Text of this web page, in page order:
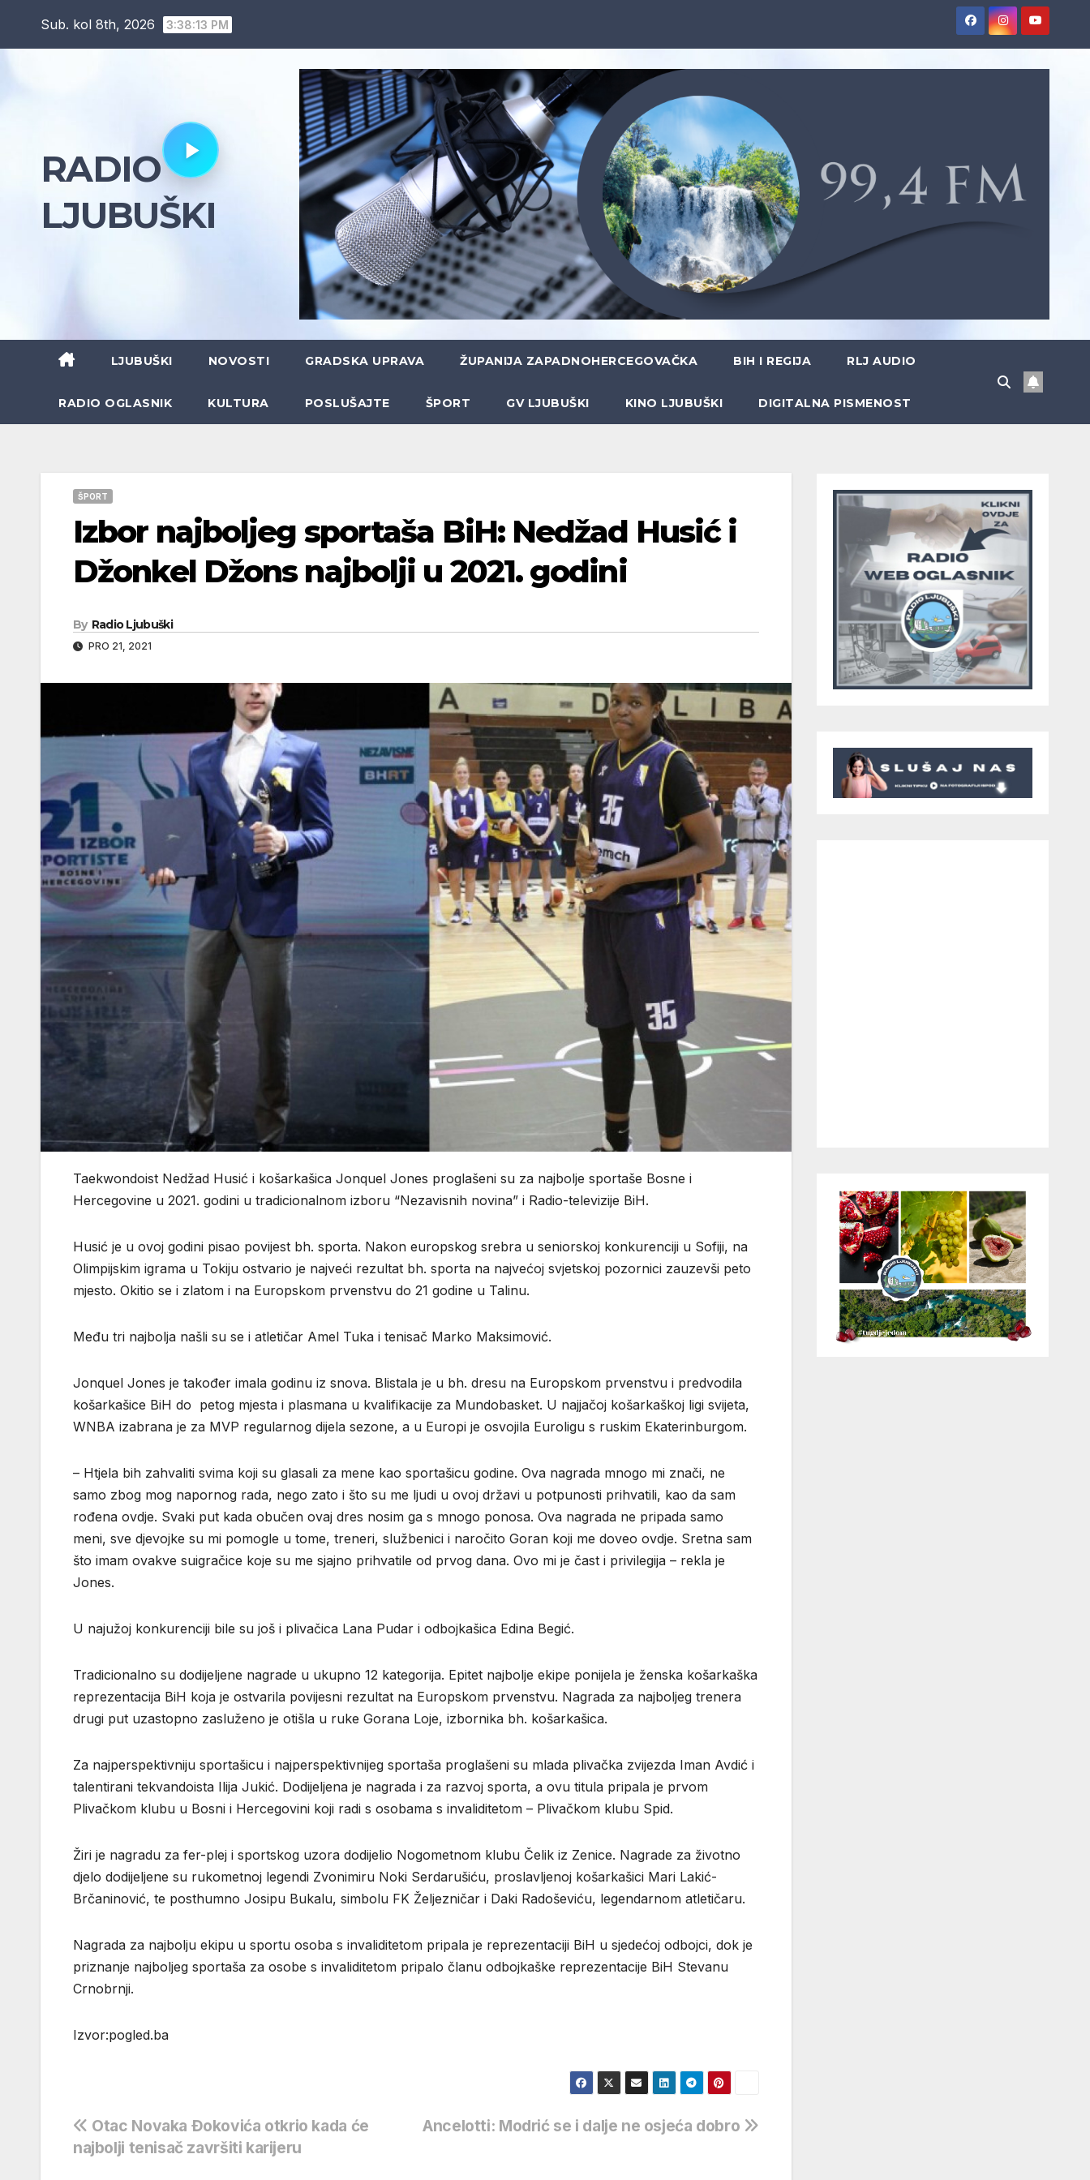
Sub. kol 8th, 2026 3:38:15 PM
RADIO
LJUBUŠKI
LJUBUŠKI NOVOSTI GRADSKA UPRAVA ŽUPANIJA ZAPADNOHERCEGOVAČKA BIH I REGIJA RLJ AUDIO
RADIO OGLASNIK KULTURA POSLUŠAJTE ŠPORT GV LJUBUŠKI KINO LJUBUŠKI DIGITALNA PISMENOST
ŠPORT
Izbor najboljeg sportaša BiH: Nedžad Husić i
Džonkel Džons najbolji u 2021. godini
By Radio Ljubuški
PRO 21, 2021
Taekwondoist Nedžad Husić i košarkašica Jonquel Jones proglašeni su za najbolje sportaše Bosne i
Hercegovine u 2021. godini u tradicionalnom izboru “Nezavisnih novina” i Radio-televizije BiH.
Husić je u ovoj godini pisao povijest bh. sporta. Nakon europskog srebra u seniorskoj konkurenciji u Sofiji, na
Olimpijskim igrama u Tokiju ostvario je najveći rezultat bh. sporta na najvećoj svjetskoj pozornici zauzevši peto
mjesto. Okitio se i zlatom i na Europskom prvenstvu do 21 godine u Talinu.
Među tri najbolja našli su se i atletičar Amel Tuka i tenisač Marko Maksimović.
Jonquel Jones je također imala godinu iz snova. Blistala je u bh. dresu na Europskom prvenstvu i predvodila
košarkašice BiH do petog mjesta i plasmana u kvalifikacije za Mundobasket. U najjačoj košarkaškoj ligi svijeta,
WNBA izabrana je za MVP regularnog dijela sezone, a u Europi je osvojila Euroligu s ruskim Ekaterinburgom.
– Htjela bih zahvaliti svima koji su glasali za mene kao sportašicu godine. Ova nagrada mnogo mi znači, ne
samo zbog mog napornog rada, nego zato i što su me ljudi u ovoj državi u potpunosti prihvatili, kao da sam
rođena ovdje. Svaki put kada obučen ovaj dres nosim ga s mnogo ponosa. Ova nagrada ne pripada samo
meni, sve djevojke su mi pomogle u tome, treneri, službenici i naročito Goran koji me doveo ovdje. Sretna sam
što imam ovakve suigračice koje su me sjajno prihvatile od prvog dana. Ovo mi je čast i privilegija – rekla je
Jones.
U najužoj konkurenciji bile su još i plivačica Lana Pudar i odbojkašica Edina Begić.
Tradicionalno su dodijeljene nagrade u ukupno 12 kategorija. Epitet najbolje ekipe ponijela je ženska košarkaška
reprezentacija BiH koja je ostvarila povijesni rezultat na Europskom prvenstvu. Nagrada za najboljeg trenera
drugi put uzastopno zasluženo je otišla u ruke Gorana Loje, izbornika bh. košarkašica.
Za najperspektivniju sportašicu i najperspektivnijeg sportaša proglašeni su mlada plivačka zvijezda Iman Avdić i
talentirani tekvandoista Ilija Jukić. Dodijeljena je nagrada i za razvoj sporta, a ovu titula pripala je prvom
Plivačkom klubu u Bosni i Hercegovini koji radi s osobama s invaliditetom – Plivačkom klubu Spid.
Žiri je nagradu za fer-plej i sportskog uzora dodijelio Nogometnom klubu Čelik iz Zenice. Nagrade za životno
djelo dodijeljene su rukometnoj legendi Zvonimiru Noki Serdarušiću, proslavljenoj košarkašici Mari Lakić-
Brčaninović, te posthumno Josipu Bukalu, simbolu FK Željezničar i Daki Radoševiću, legendarnom atletičaru.
Nagrada za najbolju ekipu u sportu osoba s invaliditetom pripala je reprezentaciji BiH u sjedećoj odbojci, dok je
priznanje najboljeg sportaša za osobe s invaliditetom pripalo članu odbojkaške reprezentacije BiH Stevanu
Crnobrnji.
Izvor:pogled.ba
Navigacija
objava
Ancelotti: Modrić se i dalje ne osjeća dobro
Otac Novaka Đokovića otkrio kada će
najbolji tenisač završiti karijeru